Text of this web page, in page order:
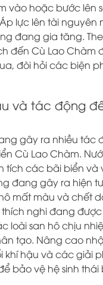
vào hoặc bước lên
lực lên tài nguyên
đang gia tăng.
đến Cù Lao Chàm
đòi hỏi các biện
và tác động
gây ra nhiều tác
Cù Lao Chàm.
tích các bãi biển
đang gây ra hiện
mất màu và chết
nghi đang được
loài san hô chịu
tạo. Nâng cao
khí hậu và các giải
bảo vệ hệ sinh thái